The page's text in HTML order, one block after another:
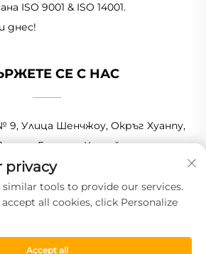
ISO 9001 & ISO 14001.
днес!
СЕ С НАС
9, Улица Шенчжоу, Окръг Хуанпу,
Гуандун, Китай
+86 18150601728
[email protected]
Haoyin New Material
privacy
similar tools to provide our services.
all cookies, click Personalize
Accept all